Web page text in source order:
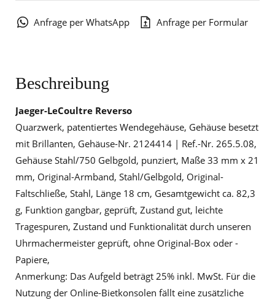
Anfrage per WhatsApp Anfrage per Formular
Beschreibung
Jaeger-LeCoultre Reverso
Quarzwerk, patentiertes Wendegehäuse, Gehäuse besetzt
mit Brillanten, Gehäuse-Nr. 2124414 | Ref.-Nr. 265.5.08,
Gehäuse Stahl/750 Gelbgold, punziert, Maße 33 mm x 21
mm, Original-Armband, Stahl/Gelbgold, Original-
Faltschließe, Stahl, Länge 18 cm, Gesamtgewicht ca. 82,3
g, Funktion gangbar, geprüft, Zustand gut, leichte
Tragespuren, Zustand und Funktionalität durch unseren
Uhrmachermeister geprüft, ohne Original-Box oder -
Papiere,
Anmerkung: Das Aufgeld beträgt 25% inkl. MwSt. Für die
Nutzung der Online-Bietkonsolen fällt eine zusätzliche